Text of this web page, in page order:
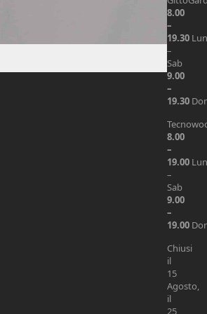
8.00
–
19.30 Lun
–
Sab
9.00
–
19.30
8.00
–
19.00 Lun
–
Sab
9.00
–
19.00
Chiusi
il
15
Agosto,
il
25